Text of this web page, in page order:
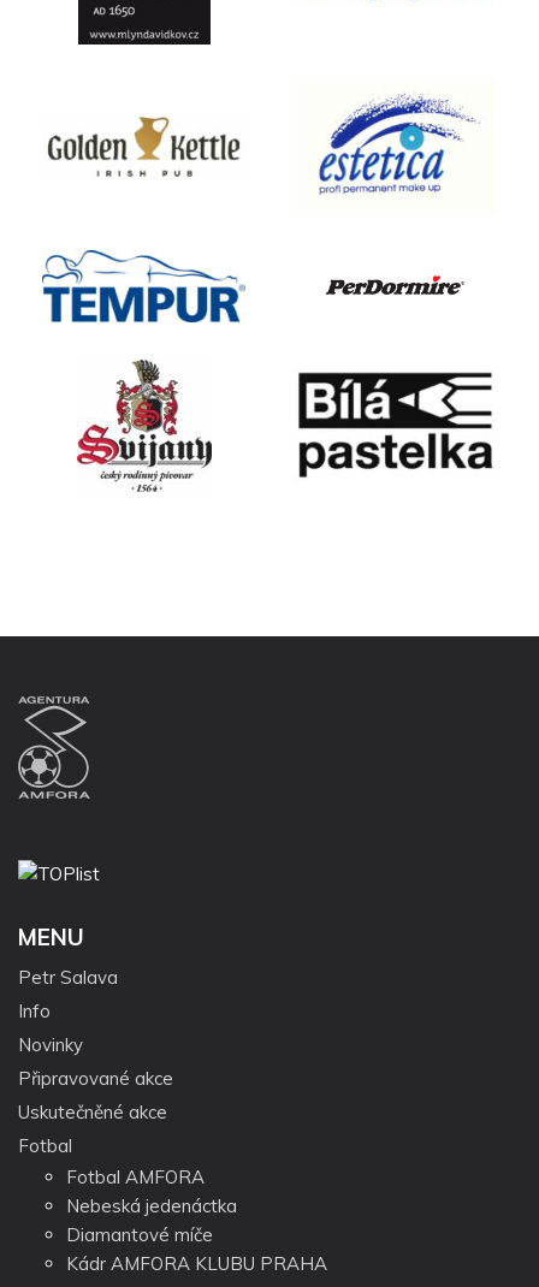
MENU
Petr Salava
Info
Novinky
Připravované akce
Uskutečněné akce
Fotbal
Fotbal AMFORA
Nebeská jedenáctka
Diamantové míče
Kádr AMFORA KLUBU PRAHA